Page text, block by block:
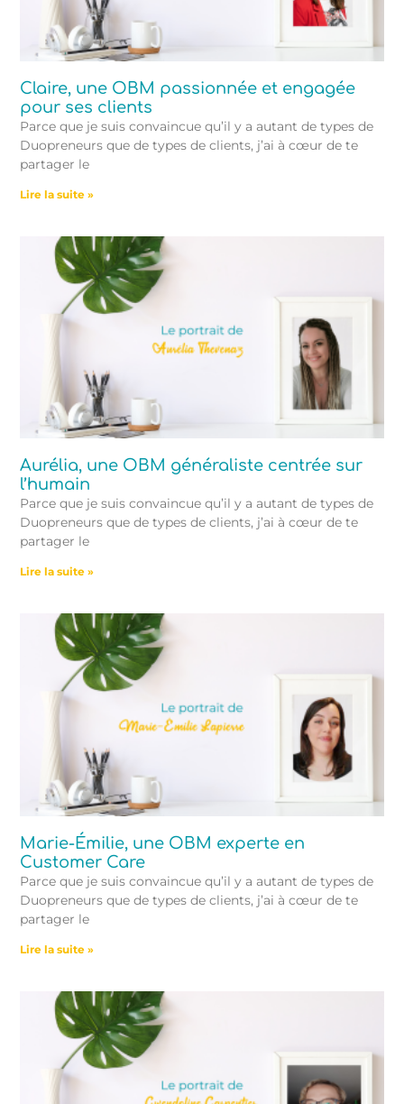
Claire, une OBM passionnée et engagée
pour ses clients
Parce que je suis convaincue qu’il y a autant de types de
Duopreneurs que de types de clients, j’ai à cœur de te
partager le
Lire la suite »
Aurélia, une OBM généraliste centrée sur
l’humain
Parce que je suis convaincue qu’il y a autant de types de
Duopreneurs que de types de clients, j’ai à cœur de te
partager le
Lire la suite »
Marie-Émilie, une OBM experte en
Customer Care
Parce que je suis convaincue qu’il y a autant de types de
Duopreneurs que de types de clients, j’ai à cœur de te
partager le
Lire la suite »